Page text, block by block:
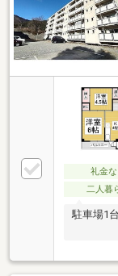
礼金な
二人暮
駐車場1